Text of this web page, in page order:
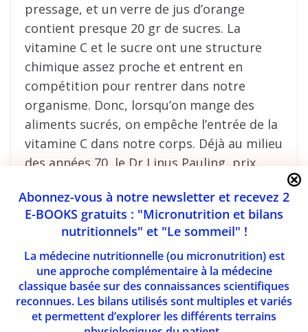
pressage, et un verre de jus d’orange
contient presque 20 gr de sucres. La
vitamine C et le sucre ont une structure
chimique assez proche et entrent en
compétition pour rentrer dans notre
organisme. Donc, lorsqu’on mange des
aliments sucrés, on empêche l’entrée de la
vitamine C dans notre corps. Déjà au milieu
des années 70, le Dr Linus Pauling, prix
ont montré des taux de survie augmentés
chez des cancéreux en stade terminal
prenant 10 gr de vitamine C. Ces 40
dernières années, on a pu démontrer de
nombreux effets anti-cancers de la
vitamine C (réduction de la carcinogénèse,
augmentation des NK, effet anti-
Abonnez-vous à notre newsletter et recevez 2
E-BOOKS gratuits : "Micronutrition et bilans
nutritionnels" et "Le sommeil" !
La médecine nutritionnelle (ou micronutrition) est
une approche complémentaire à la médecine
classique basée sur des connaissances scientifiques
reconnues. Les bilans utilisés sont multiples et variés
et permettent d’explorer les différents terrains